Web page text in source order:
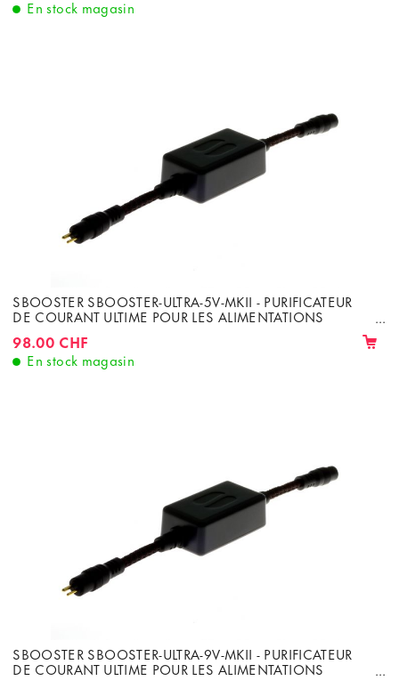
En stock magasin
SBOOSTER SBOOSTER-ULTRA-5V-MKII - PURIFICATEUR
DE COURANT ULTIME POUR LES ALIMENTATIONS
98.00 CHF
En stock magasin
SBOOSTER SBOOSTER-ULTRA-9V-MKII - PURIFICATEUR
DE COURANT ULTIME POUR LES ALIMENTATIONS